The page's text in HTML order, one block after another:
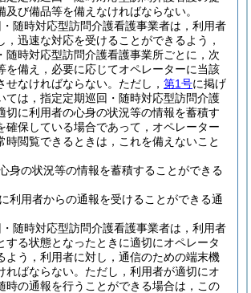
及び備品等を備えなければならない。
随時対応型訪問介護看護事業者は，利用者
，迅速な対応を受けることができるよう，
随時対応型訪問介護看護事業所ごとに，次
を備え，必要に応じてオペレーターに当該
せなければならない。 ただし， 第1号に掲げ
ては，指定定期巡回・随時対応型訪問介護
切に利用者の心身の状況等の情報を蓄積す
確保している場合であって，オペレーター
時閲覧できるときは，これを備えないこと
身の状況等の情報を蓄積することができる
利用者からの通報を受けることができる通
随時対応型訪問介護看護事業者は，利用者
する状態となったときに適切にオペレータ
よう，利用者に対し，通信のための端末機
ばならない。 ただし，利用者が適切にオ
時の通報を行うことができる場合は，この